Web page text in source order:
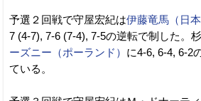
予選２回戦で守屋宏紀は伊藤竜馬（日本
7 (4-7), 7-6 (7-4), 7-5の逆転で制した。
ーズニー（ポーランド） に4-6, 6-4, 6-2
ている。